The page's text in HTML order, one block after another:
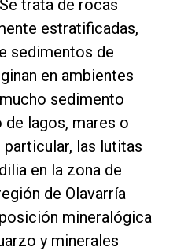
trata de rocas
estratificadas,
sedimentos de
en ambientes
sedimento
lagos, mares o
particular, las lutitas
en la zona de
de Olavarría
mineralógica
y minerales